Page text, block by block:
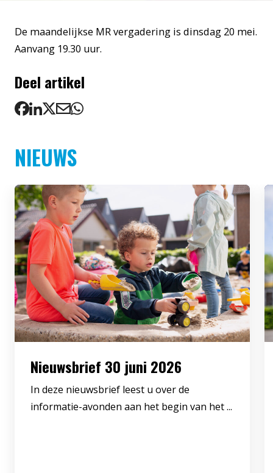
De maandelijkse MR vergadering is dinsdag 20 mei.
Aanvang 19.30 uur.
Deel artikel
NIEUWS
Nieuwsbrief 30 juni 2026
In deze nieuwsbrief leest u over de
informatie-avonden aan het begin van het ...